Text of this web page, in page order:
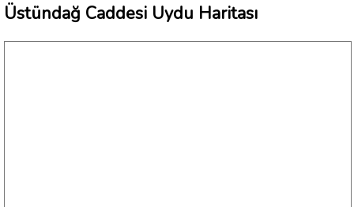
Üstündağ Caddesi Uydu Haritası